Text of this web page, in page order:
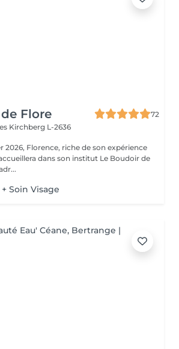
Flore
72
Kirchberg L-2636
expérience
dans son institut Le Boudoir de
Soin Visage